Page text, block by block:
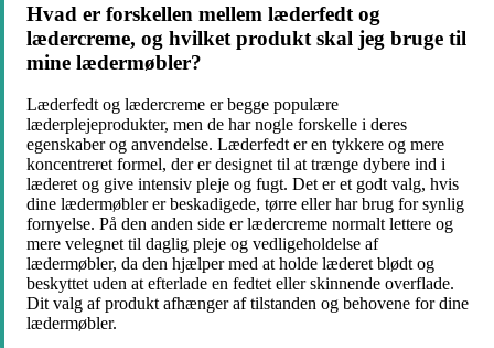
Hvad er forskellen mellem læderfedt og
lædercreme, og hvilket produkt skal jeg bruge til
mine lædermøbler?
Læderfedt og lædercreme er begge populære
læderplejeprodukter, men de har nogle forskelle i deres
egenskaber og anvendelse. Læderfedt er en tykkere og mere
koncentreret formel, der er designet til at trænge dybere ind i
læderet og give intensiv pleje og fugt. Det er et godt valg, hvis
dine lædermøbler er beskadigede, tørre eller har brug for synlig
fornyelse. På den anden side er lædercreme normalt lettere og
mere velegnet til daglig pleje og vedligeholdelse af
lædermøbler, da den hjælper med at holde læderet blødt og
beskyttet uden at efterlade en fedtet eller skinnende overflade.
Dit valg af produkt afhænger af tilstanden og behovene for dine
lædermøbler.